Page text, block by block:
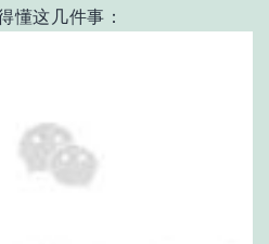
懂这几件事：